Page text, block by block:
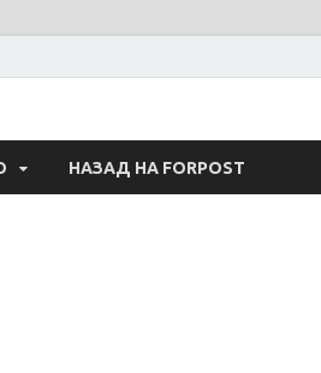
НАЗАД НА FORPOST